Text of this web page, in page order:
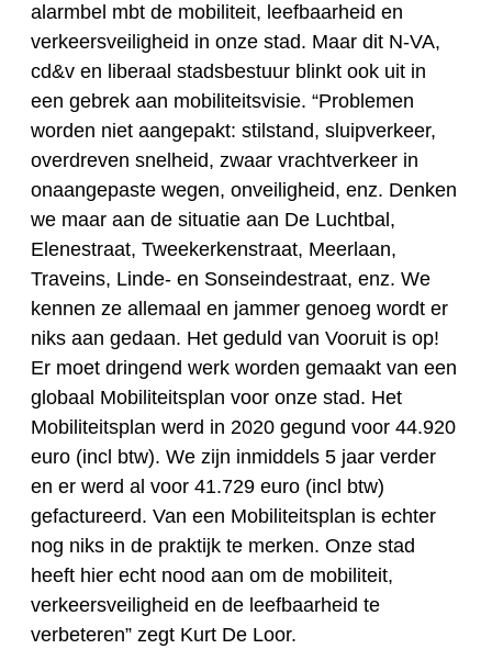
alarmbel mbt de mobiliteit, leefbaarheid en
verkeersveiligheid in onze stad. Maar dit N-VA,
cd&v en liberaal stadsbestuur blinkt ook uit in
een gebrek aan mobiliteitsvisie. “Problemen
worden niet aangepakt: stilstand, sluipverkeer,
overdreven snelheid, zwaar vrachtverkeer in
onaangepaste wegen, onveiligheid, enz. Denken
we maar aan de situatie aan De Luchtbal,
Elenestraat, Tweekerkenstraat, Meerlaan,
Traveins, Linde- en Sonseindestraat, enz. We
kennen ze allemaal en jammer genoeg wordt er
niks aan gedaan. Het geduld van Vooruit is op!
Er moet dringend werk worden gemaakt van een
globaal Mobiliteitsplan voor onze stad. Het
Mobiliteitsplan werd in 2020 gegund voor 44.920
euro (incl btw). We zijn inmiddels 5 jaar verder
en er werd al voor 41.729 euro (incl btw)
gefactureerd. Van een Mobiliteitsplan is echter
nog niks in de praktijk te merken. Onze stad
heeft hier echt nood aan om de mobiliteit,
verkeersveiligheid en de leefbaarheid te
verbeteren” zegt Kurt De Loor.